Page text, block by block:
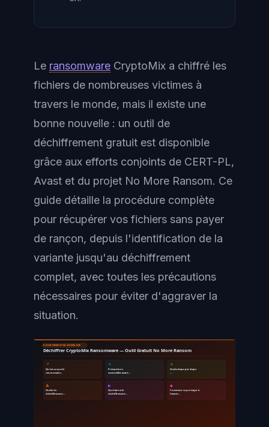
Le ransomware CryptoMix a chiffré les
fichiers de nombreuses victimes à
travers le monde, mais il existe une
bonne nouvelle : un outil de
déchiffrement gratuit est disponible
grâce aux efforts conjoints de CERT-PL,
Avast et du projet No More Ransom. Ce
guide détaille la procédure complète
pour récupérer vos fichiers sans payer
de rançon, depuis l'identification de la
variante jusqu'au déchiffrement
complet, avec toutes les précautions
nécessaires pour éviter d'aggraver la
situation.
DÉCHIFFREMENT RANSOMWARE
Déchiffrer CryptoMix Ransomware — Outil Gratuit No More Ransom
📌
Qu'est-ce que le
ransomware…
🔹
Précautions
essentielles avant…
🔸
Guide étape par étape
🔺
Outils de
déchiffrement…
▶
Que faire si le
déchiffrement…
◆
Comment se protéger à
l'avenir…